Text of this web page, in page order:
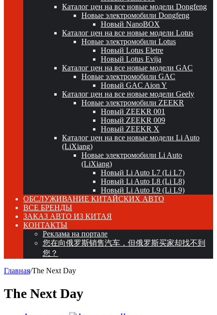
Каталог цен на все новые модели Dongfeng
Новые электромобили Dongfeng
Новый NanoBOX
Каталог цен на все новые модели Lotus
Новые электромобили Lotus
Новый Lotus Eletre
Новый Lotus Evija
Каталог цен на все новые модели GAC
Новые электромобили GAC
Новый GAC Aion Y
Каталог цен на все новые модели Geely
Новые электромобили ZEEKR
Новый ZEEKR 001
Новый ZEEKR 009
Новый ZEEKR X
Каталог цен на все новые модели Li Auto
(LiXiang)
Новые электромобили Li Auto
(LiXiang)
Новый Li Auto L7 (Li L7)
Новый Li Auto L8 (Li L8)
Новый Li Auto L9 (Li L9)
ОБСЛУЖИВАНИЕ КИТАЙСКИХ АВТО
ВСЕ БРЕНДЫ
ЗАКАЗ АВТО ИЗ КИТАЯ
КОНТАКТЫ
Реклама на портале
您在向俄罗斯销售汽车，但俄罗斯买家却找不到
您？
Главная/The Next Day
The Next Day